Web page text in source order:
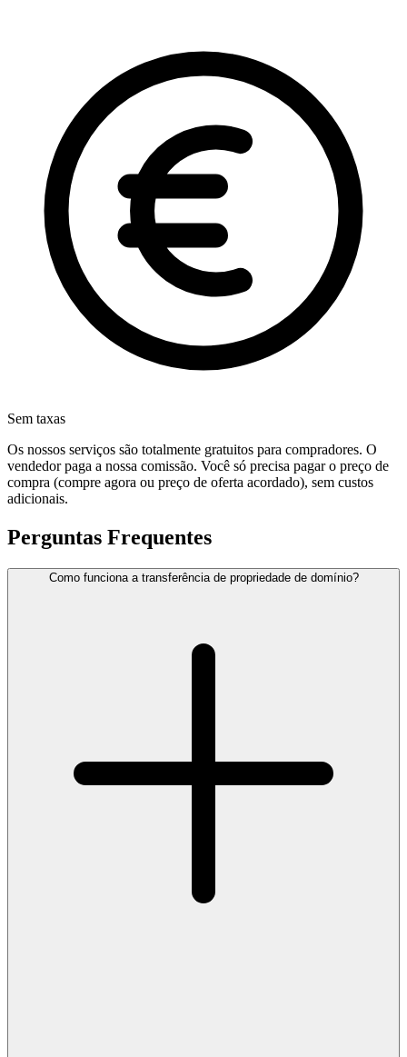
Sem taxas
Os nossos serviços são totalmente gratuitos para compradores. O
vendedor paga a nossa comissão. Você só precisa pagar o preço de
compra (compre agora ou preço de oferta acordado), sem custos
adicionais.
Perguntas Frequentes
Como funciona a transferência de propriedade de domínio?